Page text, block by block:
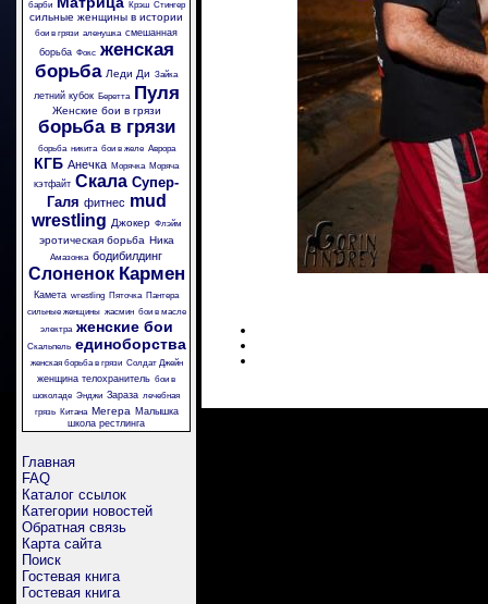
барби
Крэш Стингер
сильные женщины в истории
бои в грязи аленушка смешанная
борьба Фокс женская
борьба Леди Ди Зайка
летний кубок Беретта Пуля
Женские бои в грязи
борьба в грязи
борьба никита бои в желе Аврора
КГБ Анечка Морячка Моряча
кэтфайт Скала Супер-
Галя фитнес mud
wrestling Джокер Флэйм
эротическая борьба Ника
Амазонка бодибилдинг
Слоненок Кармен
Камета wrestling Пяточка Пантера
сильные женщины жасмин бои в масле
электра женские бои
Скальпель единоборства
женская борьба в грязи Солдат Джейн
женщина телохранитель бои в
шоколаде Энджи Зараза лечебная
грязь
Китана Мегера Малышка
школа рестлинга
Главная
FAQ
Каталог ссылок
Категории новостей
Обратная связь
Карта сайта
Поиск
Гостевая книга
Гостевая книга